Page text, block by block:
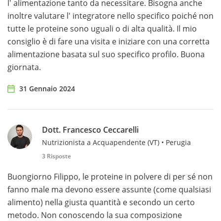
l' alimentazione tanto da necessitare. Bisogna anche
inoltre valutare l' integratore nello specifico poiché non
tutte le proteine sono uguali o di alta qualità. Il mio
consiglio è di fare una visita e iniziare con una corretta
alimentazione basata sul suo specifico profilo. Buona
giornata.
31 Gennaio 2024
Dott. Francesco Ceccarelli
Nutrizionista a Acquapendente (VT) • Perugia
3 Risposte
Buongiorno Filippo, le proteine in polvere di per sé non
fanno male ma devono essere assunte (come qualsiasi
alimento) nella giusta quantità e secondo un certo
metodo. Non conoscendo la sua composizione